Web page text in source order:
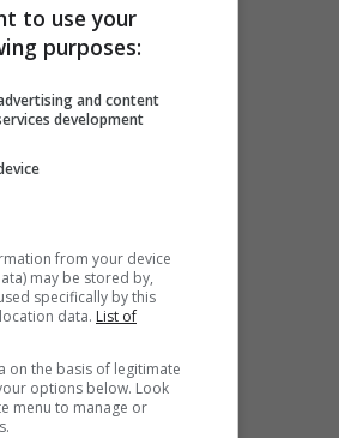
“Είναι
στο πρόσωπο
για
το
ανθρώπων
Λαμιακό
της
to use your
purposes:
and content
development
from your device
may be stored by,
specifically by this
data. List of
on the basis of legitimate
options below. Look
menu to manage or